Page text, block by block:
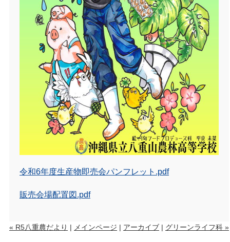
令和6年度生産物即売会パンフレット.pdf
販売会場配置図.pdf
« R5八重農だより | メインページ | アーカイブ | グリーンライフ科 »